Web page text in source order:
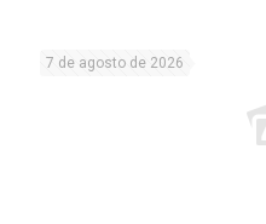
7 de agosto de 2026